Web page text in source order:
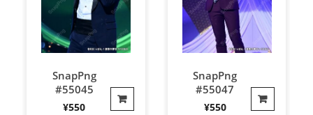
SnapPng
#55045
¥550
SnapPng
#55047
¥550